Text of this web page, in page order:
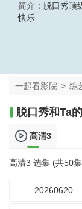
简介： 脱口秀顶
快乐
一起看影院 > 综
脱口秀和Ta
高清3
高清3 选集 (共50
20260620